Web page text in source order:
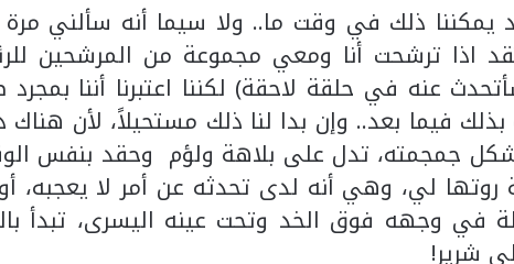
قد يمكننا ذلك في وقت ما.. ولا سيما أنه سألني
عام 2000: “بتعتقد اذا ترشحت أنا ومعي مجموعة من المرشحين
عنه في حلقة لاحقة) لكننا اعتبرنا أننا بمجرد
فيما بعد.. وإن بدا لنا ذلك مستحيلاً، لأن هناك
جمجمته، تدل على بلاهة ولؤم وحقد بنفس
لي، وهي أنه لدى تحدثه عن أمر لا يعجبه،
في وجهه فوق الخد وتحت عينه اليسرى، تبدأ
شرير!